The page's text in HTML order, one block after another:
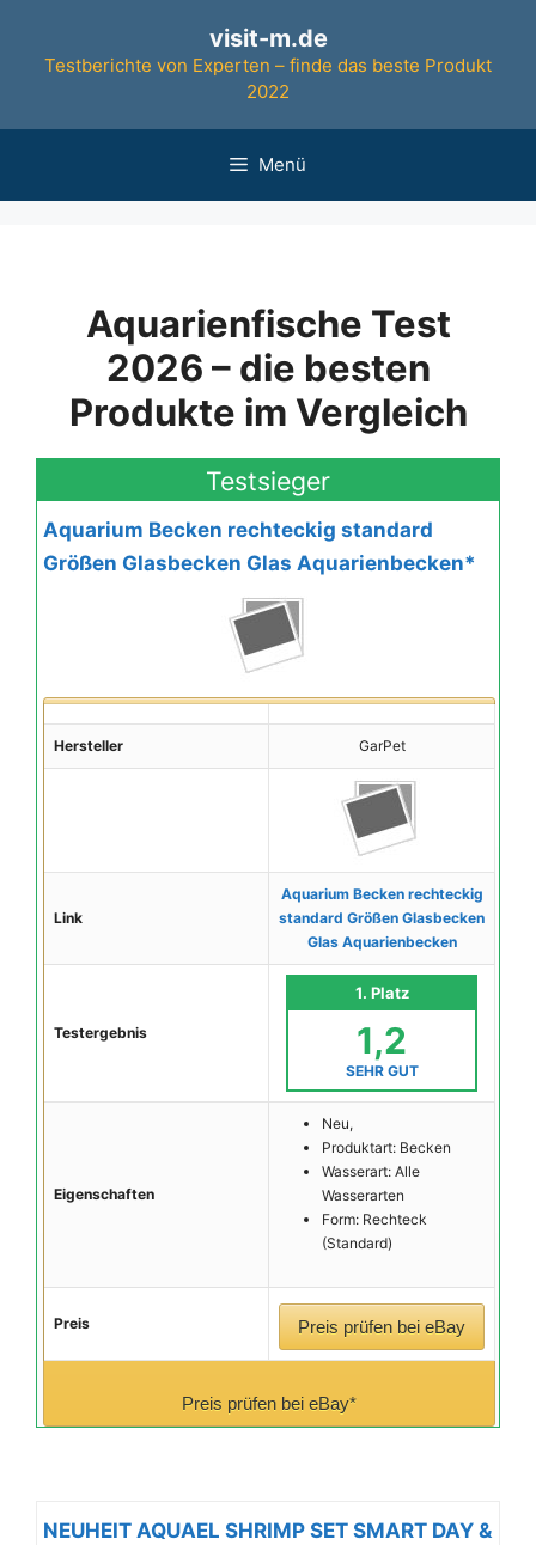
springen
visit-m.de
Testberichte von Experten – finde das beste Produkt
2022
Menü
Aquarienfische Test
2026 – die besten
Produkte im Vergleich
Testsieger
Aquarium Becken rechteckig standard
Größen Glasbecken Glas Aquarienbecken*
Hersteller GarPet
Link
Aquarium Becken rechteckig
standard Größen Glasbecken
Glas Aquarienbecken
Testergebnis
1. Platz
1,2
SEHR GUT
Eigenschaften
Neu,
Produktart: Becken
Wasserart: Alle
Wasserarten
Form: Rechteck
(Standard)
Preis Preis prüfen bei eBay
Preis prüfen bei eBay*
NEUHEIT AQUAEL SHRIMP SET SMART DAY &